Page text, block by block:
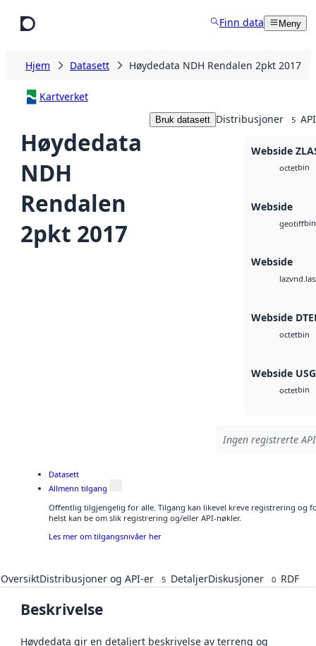
Finn data Meny
Hjem Datasett Høydedata NDH Rendalen 2pkt 2017
Kartverket
Høydedata
NDH
Rendalen
2pkt 2017
Bruk datasett Distribusjoner 5
Webside
octetbin
Webside
geotiffbin
Webside
laz
Webside
octetbin
Webside
octetbin
Ingen registrerte
Datasett
Allmenn tilgang
Offentlig tilgjengelig for alle. Tilgang kan likevel kreve registrering og
helst kan be om slik registrering og/eller API-nøkler.
Les mer om tilgangsnivåer her
OversiktDistribusjoner og API-er 5 DetaljerDiskusjoner 0 RDF
Beskrivelse
Høydedata gir en detaljert beskrivelse av terreng og